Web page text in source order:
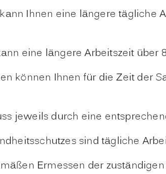
Ihnen eine längere tägliche
eine längere Arbeitszeit über
können Ihnen für die Zeit der
jeweils durch eine
sind tägliche
Ermessen der